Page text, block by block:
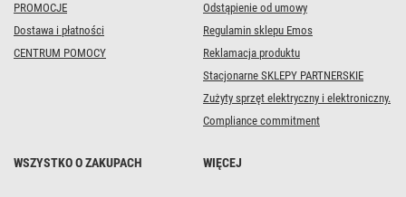
PROMOCJE
Dostawa i płatności
CENTRUM POMOCY
Odstąpienie od umowy
Regulamin sklepu Emos
Reklamacja produktu
Stacjonarne SKLEPY PARTNERSKIE
Zużyty sprzęt elektryczny i elektroniczny.
Compliance commitment
WSZYSTKO O ZAKUPACH WIĘCEJ